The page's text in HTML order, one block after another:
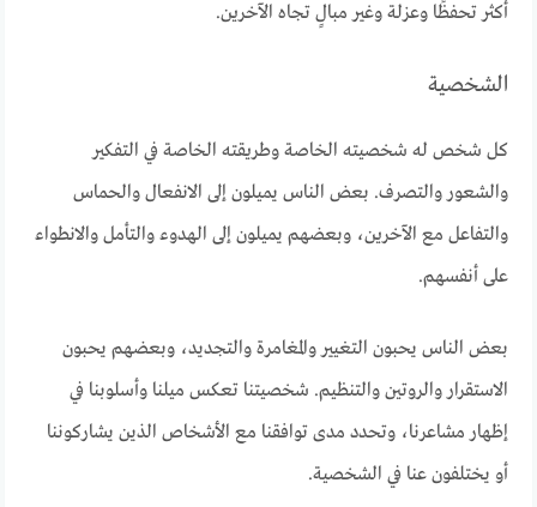
أكثر تحفظًا وعزلة وغير مبالٍ تجاه الآخرين.
الشخصية
كل شخص له شخصيته الخاصة وطريقته الخاصة في التفكير
والشعور والتصرف. بعض الناس يميلون إلى الانفعال والحماس
والتفاعل مع الآخرين، وبعضهم يميلون إلى الهدوء والتأمل والانطواء
على أنفسهم.
بعض الناس يحبون التغيير والمغامرة والتجديد، وبعضهم يحبون
الاستقرار والروتين والتنظيم. شخصيتنا تعكس ميلنا وأسلوبنا في
إظهار مشاعرنا، وتحدد مدى توافقنا مع الأشخاص الذين يشاركوننا
أو يختلفون عنا في الشخصية.